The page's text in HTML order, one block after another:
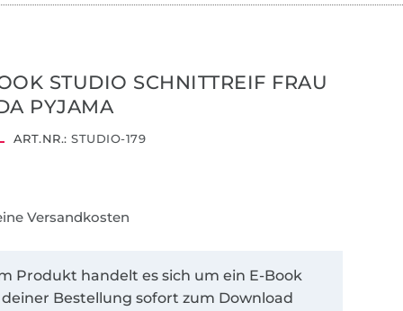
STUDIO SCHNITTREIF FRAU
PYJAMA
ART.NR.: STUDIO-179
Versandkosten
Produkt handelt es sich um ein E-Book
Bestellung sofort zum Download